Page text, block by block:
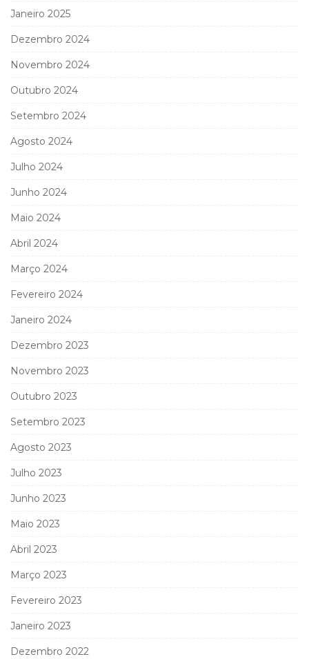
Janeiro 2025
Dezembro 2024
Novembro 2024
Outubro 2024
Setembro 2024
Agosto 2024
Julho 2024
Junho 2024
Maio 2024
Abril 2024
Março 2024
Fevereiro 2024
Janeiro 2024
Dezembro 2023
Novembro 2023
Outubro 2023
Setembro 2023
Agosto 2023
Julho 2023
Junho 2023
Maio 2023
Abril 2023
Março 2023
Fevereiro 2023
Janeiro 2023
Dezembro 2022